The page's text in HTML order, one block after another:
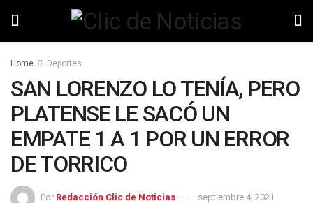
Home Deportes
SAN LORENZO LO TENÍA, PERO
PLATENSE LE SACÓ UN
EMPATE 1 A 1 POR UN ERROR
DE TORRICO
Por Redacción Clic de Noticias septiembre 4, 2021